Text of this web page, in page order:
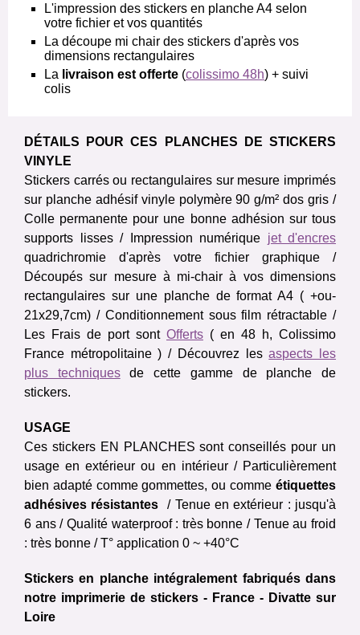
L'impression des stickers en planche A4 selon
votre fichier et vos quantités
La découpe mi chair des stickers d'après vos
dimensions rectangulaires
La livraison est offerte (colissimo 48h) + suivi
colis
DÉTAILS POUR CES PLANCHES DE STICKERS
VINYLE
Stickers carrés ou rectangulaires sur mesure imprimés
sur planche adhésif vinyle polymère 90 g/m² dos gris /
Colle permanente pour une bonne adhésion sur tous
supports lisses /
Impression numérique jet d'encres
quadrichromie d'après votre fichier graphique /
Découpés sur mesure à mi-chair à vos dimensions
rectangulaires sur une planche de format A4 ( +ou-
21x29,7cm) / Conditionnement sous film rétractable /
Les Frais de port sont Offerts ( en 48 h, Colissimo
France métropolitaine ) / Découvrez lesaspects les
plus techniquesde cette gamme de planche de
stickers.
USAGE
Ces stickers EN PLANCHES sont conseillés pour un
usage en extérieur ou en intérieur / Particulièrement
bien adapté comme gommettes, ou comme étiquettes
adhésives résistantes
/ Tenue en extérieur : jusqu'à
6 ans / Qualité waterproof : très bonne / Tenue au froid
: très bonne / T° application 0 ~ +40°C
Stickers en planche intégralement fabriqués dans
notre imprimerie de stickers - France - Divatte sur
Loire